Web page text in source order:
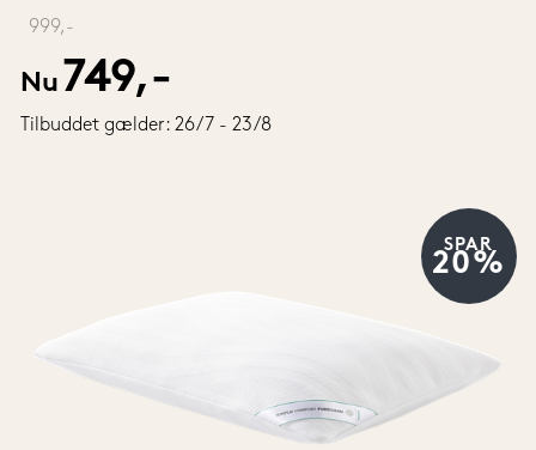
999,-
Nu 749,-
Tilbuddet gælder: 26/7 - 23/8
SPAR
20%